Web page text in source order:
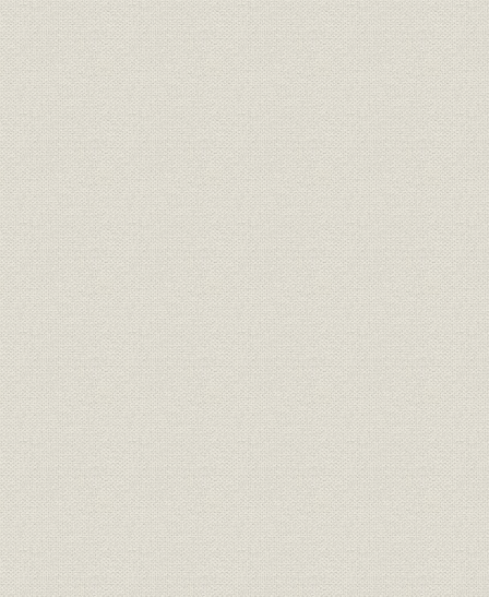
需給 府県別電灯需要 埼玉
1887(明治
年
需給 府県別電灯需要 千葉
1887(明治
年
需給 府県別電灯需要 茨城
1887(明
年